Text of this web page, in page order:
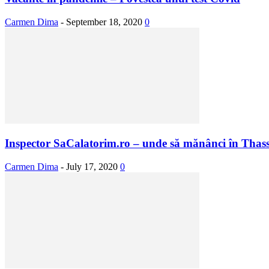
Carmen Dima - September 18, 2020 0
Inspector SaCalatorim.ro – unde să mănânci în
Carmen Dima - July 17, 2020 0